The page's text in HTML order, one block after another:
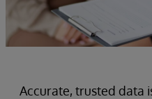
Accurate, trusted data